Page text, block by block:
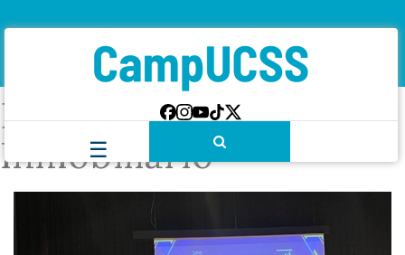
Etiqueta:Derecho
Inmobiliario